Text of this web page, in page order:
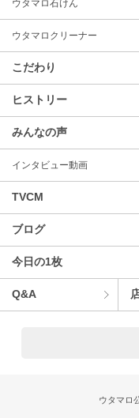
ウタマロ⽯けん
ウタマロクリーナー
こだわり
ヒストリー
みんなの声
インタビュー動画
TVCM
ブログ
今⽇の1枚
Q&A
ウタマロ